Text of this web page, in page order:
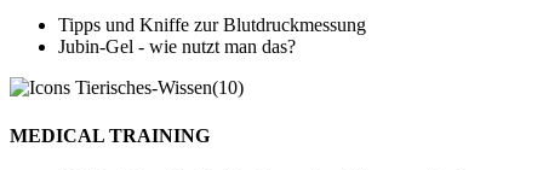
Tipps und Kniffe zur Blutdruckmessung
Jubin-Gel - wie nutzt man das?
MEDICAL TRAINING